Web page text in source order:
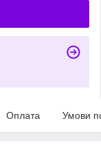
Оплата Умови